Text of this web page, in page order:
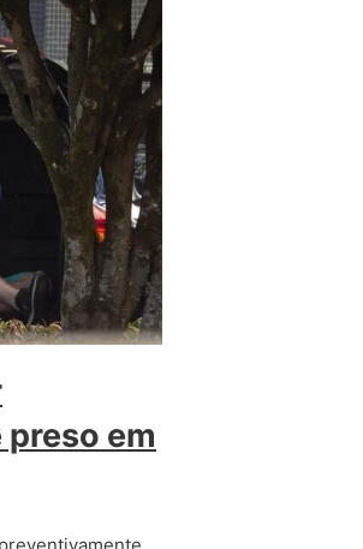
preso em